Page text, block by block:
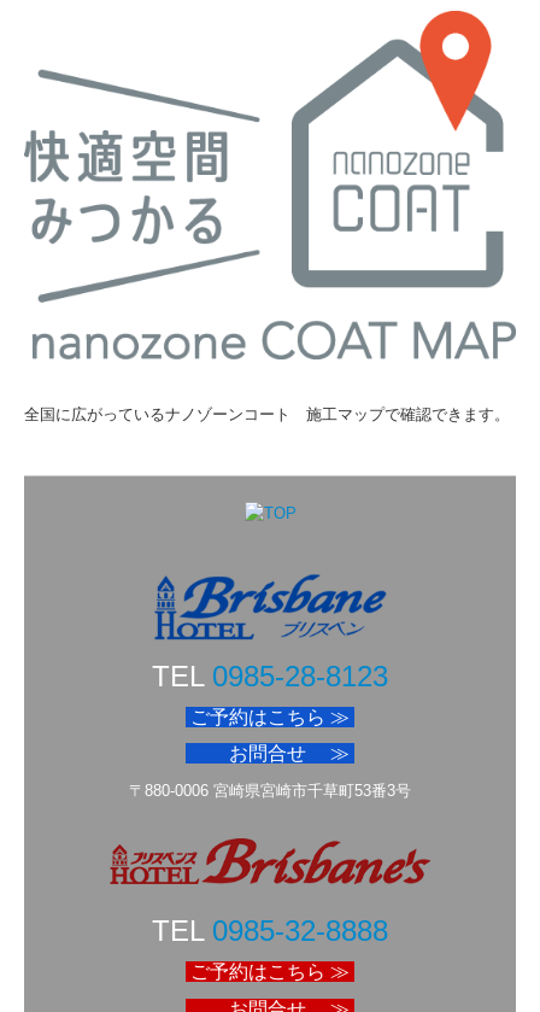
全国に広がっているナノゾーンコート 施工マップで確認できます。
TEL 0985-28-8123
ご予約はこちら ≫
お問合せ ≫
〒880-0006 宮崎県宮崎市千草町53番3号
TEL 0985-32-8888
ご予約はこちら ≫